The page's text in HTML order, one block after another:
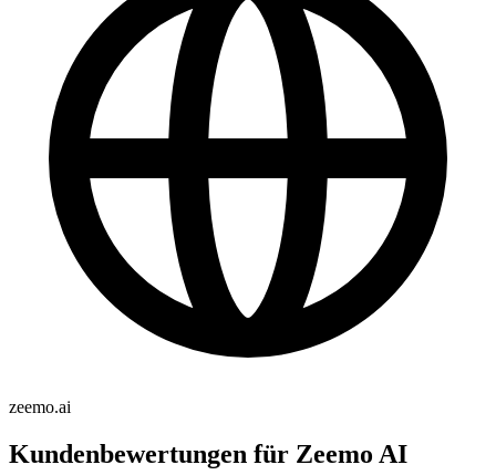
zeemo.ai
Kundenbewertungen für Zeemo AI